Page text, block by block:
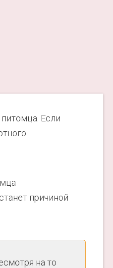
Если
причиной
на то